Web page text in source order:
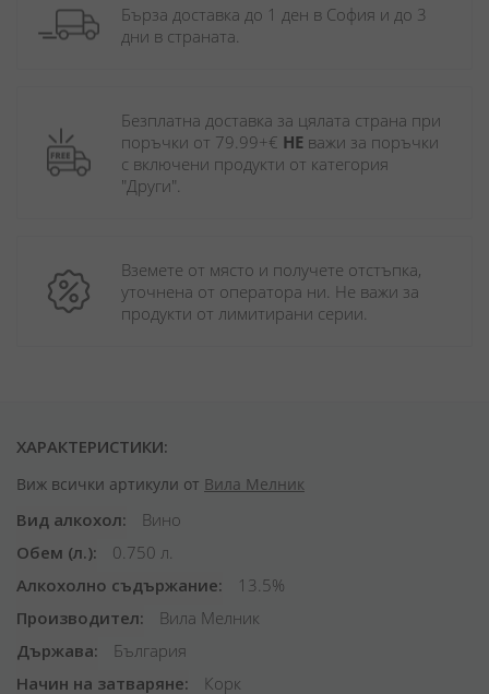
Бърза доставка до 1 ден в София и до 3
дни в страната.
Безплатна доставка за цялата страна при
поръчки от 79.99+€ НЕ важи за поръчки
с включени продукти от категория
"Други".
Вземете от място и получете отстъпка,
уточнена от оператора ни. Не важи за
продукти от лимитирани серии.
ХАРАКТЕРИСТИКИ:
Виж всички артикули от Вила Мелник
Вид алкохол
Вино
Обем (л.)
0.750 л.
Алкохолно съдържание
13.5%
Производител
Вила Мелник
Държава
България
Начин на затваряне
Корк